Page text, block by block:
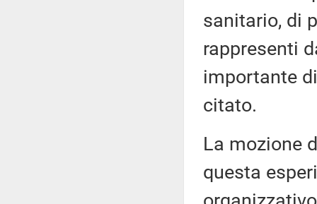
sanitario, di
rappresenti
importante
citato.
La mozione
questa